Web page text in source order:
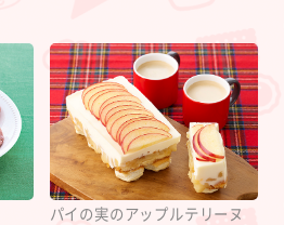
パイの実のアップルテリーヌ